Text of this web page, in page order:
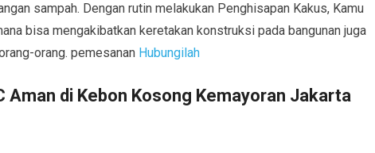
sampah. Dengan rutin melakukan Penghisapan Kakus, Kamu
bisa mengakibatkan keretakan konstruksi pada bangunan juga
orang. pemesanan Hubungilah
Aman di Kebon Kosong Kemayoran Jakarta